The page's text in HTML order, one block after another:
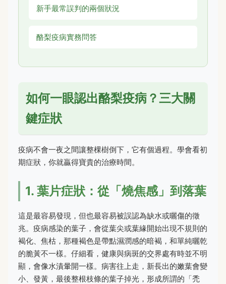
新手最常誤判的兩個狀況
酪梨疫病實務問答
如何一眼認出酪梨疫病？三大關
鍵症狀
疫病不會一夜之間讓整棵樹倒下，它有個過程。學會看初
期症狀，你就贏得寶貴的治療時間。
1. 葉片症狀：從「燒焦感」到落葉
這是最容易發現，但也最容易被誤認為缺水或曬傷的徵
兆。疫病感染的葉子，會從葉尖或葉緣開始出現不規則的
褐化、焦枯，那種褐色是帶點濕潤感的暗褐，和單純曬乾
的脆黃不一樣。仔細看，健康與病斑的交界處有時並不明
顯，會像水漬暈開一樣。病害往上走，新長出的嫩葉會變
小、發黃，最後整根枝條的葉子掉光，形成所謂的「禿